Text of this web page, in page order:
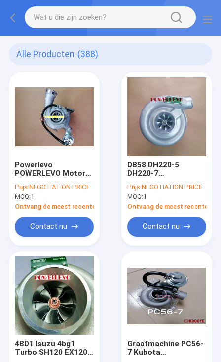
Alle Producten (388)
Powerlevo
POWERLEVO Motor
210B
Prijs:NEGOTIATION PRICE
MOQ:1
Ontvang de meest recente Prijs
Contact nu
DB58 DH220-5
DH220-7
Turbocompressor
65.09100-7040 7040A
Prijs:NEGOTIATION PRICE
MOQ:1
Ontvang de meest recente
Contact nu
4BD1 Isuzu 4bg1
Turbo SH120 EX120
Graafmachine PC56-
7 Kubota